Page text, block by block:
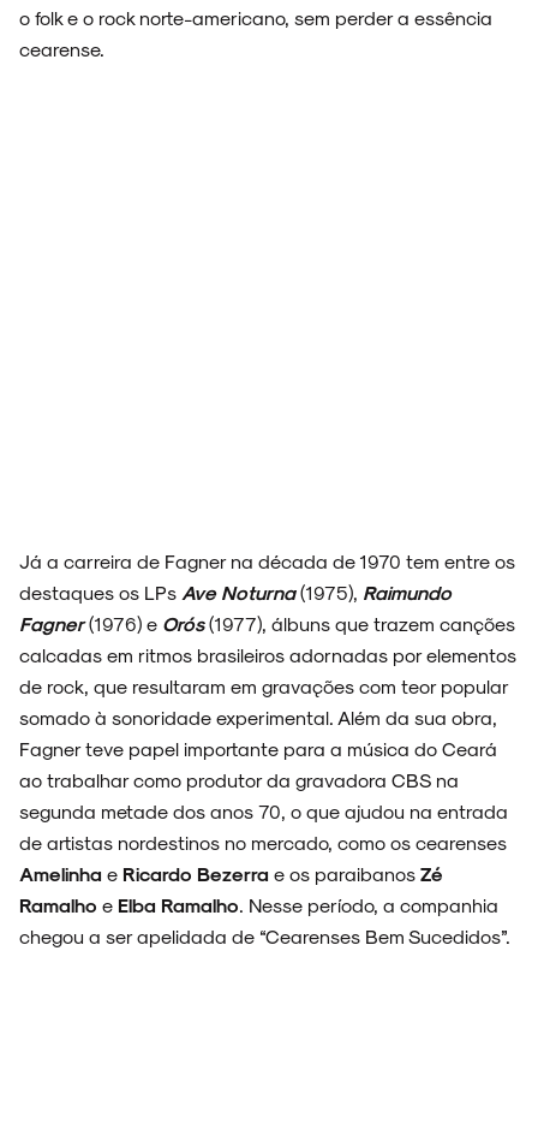
ARQUIVO
ENTREVISTAS
o folk e o rock norte-americano, sem perder a essência
cearense.
Já a carreira de Fagner na década de 1970 tem entre os
destaques os LPs Ave Noturna (1975), Raimundo
Fagner (1976) e Orós(1977), álbuns que trazem canções
calcadas em ritmos brasileiros adornadas por elementos
de rock, que resultaram em gravações com teor popular
somado à sonoridade experimental. Além da sua obra,
Fagner teve papel importante para a música do Ceará
ao trabalhar como produtor da gravadora CBS na
segunda metade dos anos 70, o que ajudou na entrada
de artistas nordestinos no mercado, como os cearenses
Amelinha e Ricardo Bezerra e os paraibanos Zé
Ramalho e Elba Ramalho . Nesse período, a companhia
chegou a ser apelidada de “Cearenses Bem Sucedidos”.